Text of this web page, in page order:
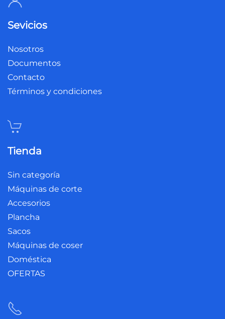
Sevicios
Nosotros
Documentos
Contacto
Términos y condiciones
Tienda
Sin categoría
Máquinas de corte
Accesorios
Plancha
Sacos
Máquinas de coser
Doméstica
OFERTAS